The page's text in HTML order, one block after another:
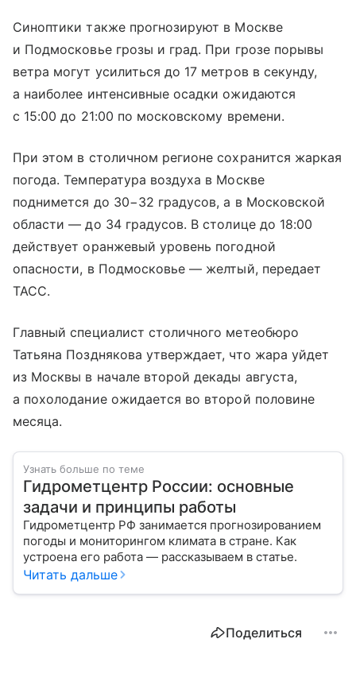
Синоптики также прогнозируют в Москве
и Подмосковье грозы и град. При грозе порывы
ветра могут усилиться до 17 метров в секунду,
а наиболее интенсивные осадки ожидаются
с 15:00 до 21:00 по московскому времени.
При этом в столичном регионе сохранится жаркая
погода. Температура воздуха в Москве
поднимется до 30−32 градусов, а в Московской
области — до 34 градусов. В столице до 18:00
действует оранжевый уровень погодной
опасности, в Подмосковье — желтый, передает
ТАСС.
Главный специалист столичного метеобюро
Татьяна Позднякова утверждает, что жара уйдет
из Москвы в начале второй декады августа,
а похолодание ожидается во второй половине
месяца.
Узнать больше по теме
Гидрометцентр России: основные
задачи и принципы работы
Гидрометцентр РФ занимается прогнозированием
погоды и мониторингом климата в стране. Как
устроена его работа — рассказываем в статье.
Читать дальше
Поделиться